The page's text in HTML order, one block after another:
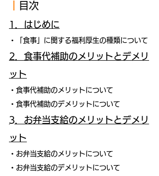
目次
1．はじめに
・「食事」に関する福利厚生の種類について
2．食事代補助のメリットとデメリ
ット
・食事代補助のメリットについて
・食事代補助のデメリットについて
3．お弁当支給のメリットとデメリ
ット
・お弁当支給のメリットについて
・お弁当支給のデメリットについて